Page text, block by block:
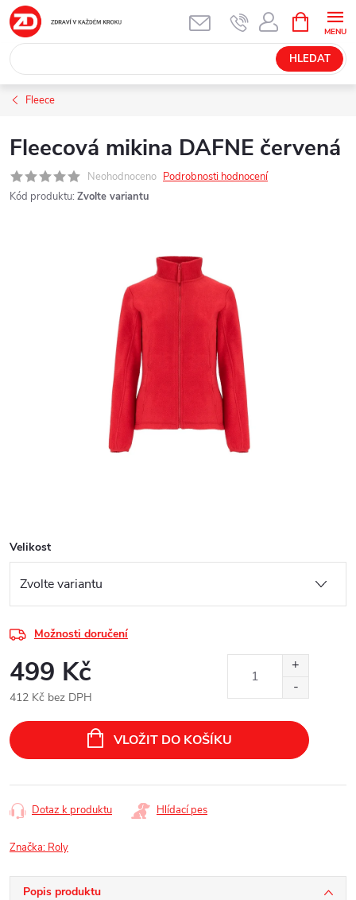
Přejít
na
obsah
HLEDAT
NÁKUPNÍ
KOŠÍK
Fleece
Fleecová mikina DAFNE červená
Neohodnoceno Podrobnosti hodnocení
Kód produktu: Zvolte variantu
Velikost
Možnosti doručení
499 Kč
412 Kč bez DPH
cena:
VLOŽIT DO KOŠÍKU
Dotaz k produktu Hlídací pes
Značka: Roly
Popis produktu